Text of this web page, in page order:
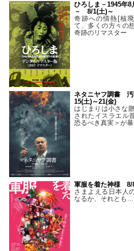
ひろしま－1945年
－ 8/1(土)～
奇跡への情熱[核
て、多くの方々の
奇跡のリマスター
ネタニヤフ調書
15(土)～21(金)
はじまりは小さな
されたイスラエル
恐るべき真実＞が暴
軍服を着た神様 8/
さまよえる日本人
なるか、それとも…